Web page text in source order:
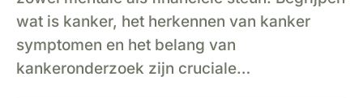
wat is kanker, het herkennen van kanker
symptomen en het belang van
kankeronderzoek zijn cruciale…